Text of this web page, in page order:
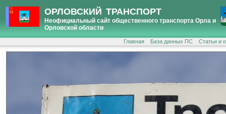
ОРЛОВСКИЙ ТРАНСПОРТ
Неофициальный сайт общественного транспорта Орла и
Орловской области
Главная База данных ПС Статьи и